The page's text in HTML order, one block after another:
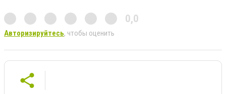
0,0
Авторизируйтесь, чтобы оценить